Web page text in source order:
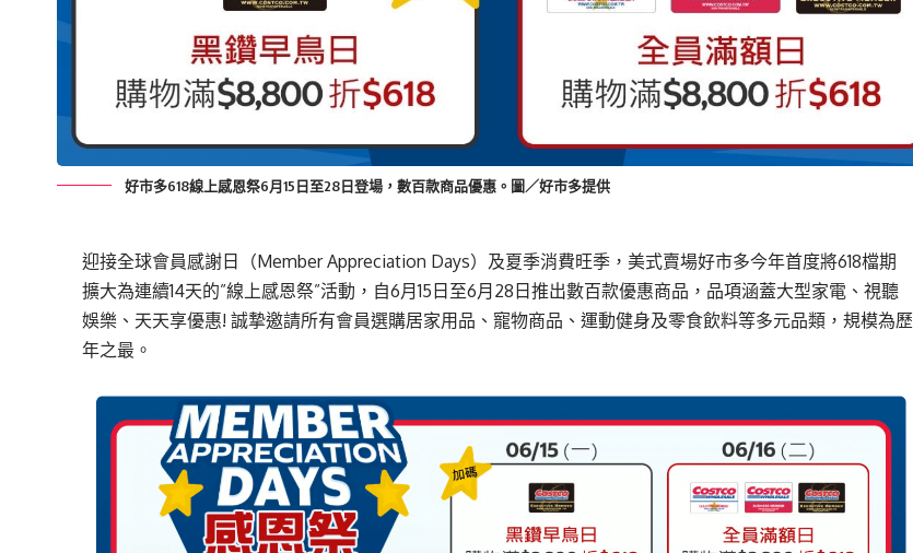
好市多618線上感恩祭6月15日至28日登場，數百款商品優惠。圖／好市多提供
迎接全球會員感謝日（Member Appreciation Days）及夏季消費旺季，美式賣場好市多今年首度將618檔期
擴大為連續14天的”線上感恩祭”活動，自6月15日至6月28日推出數百款優惠商品，品項涵蓋大型家電、視聽
娛樂、天天享優惠! 誠摯邀請所有會員選購居家用品、寵物商品、運動健身及零食飲料等多元品類，規模為歷
年之最。